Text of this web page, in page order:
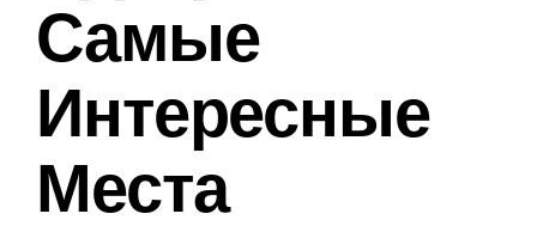
Самые
Интересные
Места